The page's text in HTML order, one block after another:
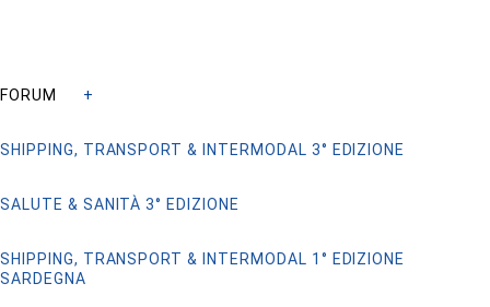
FORUM
SHIPPING, TRANSPORT & INTERMODAL 3° EDIZIONE
SALUTE & SANITÀ 3° EDIZIONE
SHIPPING, TRANSPORT & INTERMODAL 1° EDIZIONE
SARDEGNA